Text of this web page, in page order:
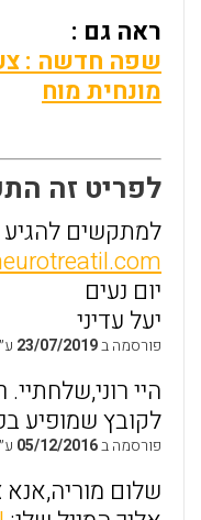
ראה גם :
שפה חדשה :
מונחית מוח
לפריט זה התפרסמו
למתקשים
יום נעים
יעל עדיני
פורסמה ב23/07/2019
היי
לקובץ שמופיע
פורסמה ב05/12/2016
שלום